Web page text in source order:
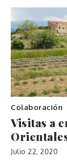
Colaboración
Visitas a
Julio 22, 2020